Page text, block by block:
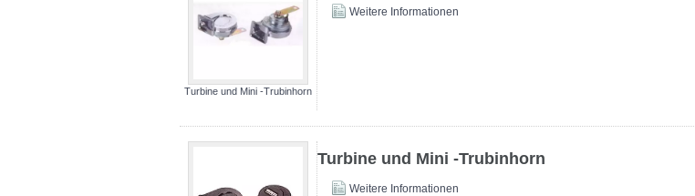
Turbine und Mini -Trubinhorn
Weitere Informationen
Turbine und Mini -Trubinhorn
Weitere Informationen